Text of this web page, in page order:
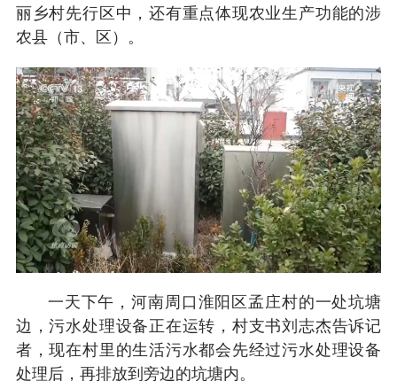
丽乡村先行区中，还有重点体现农业生产功能的涉
农县（市、区）。
一天下午，河南周口淮阳区孟庄村的一处坑塘
边，污水处理设备正在运转，村支书刘志杰告诉记
者，现在村里的生活污水都会先经过污水处理设备
处理后，再排放到旁边的坑塘内。